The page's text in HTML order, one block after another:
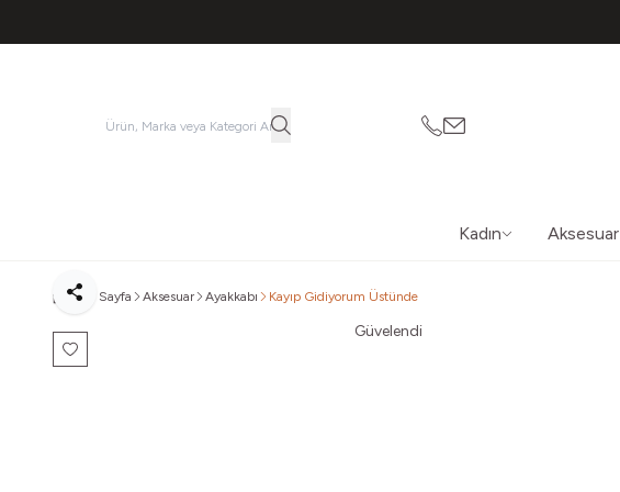
05362150565
vatkaliguve@gmail.com
Kadın Aksesuar
Ana Sayfa Aksesuar Ayakkabı Kayıp Gidiyorum Üstünde
Güvelendi
Favoriye Ekle
Paylaş